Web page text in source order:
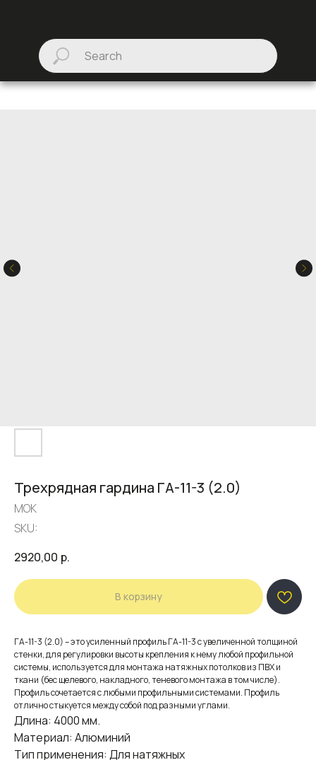
Трехрядная гардина ГА-11-3 (2.0)
МОК
SKU:
2920,00 р.
В корзину
ГА-11-3 (2.0) – это усиленный профиль ГА-11-3 с увеличенной толщиной
стенки, для регулировки высоты крепления к нему любой профильной
системы, используется для монтажа натяжных потолков из ПВХ и
ткани (бес щелевого, накладного, теневого монтажа в том числе).
Профиль сочетается с любыми профильными системами. Профиль
отлично стыкуется между собой под разными углами.
Длина: 4000 мм.
Материал: Алюминий
Тип применения: Для натяжных